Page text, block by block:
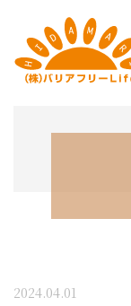
2024.04.01